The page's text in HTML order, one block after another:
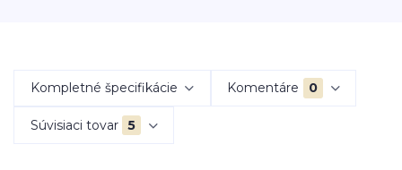
Kompletné špecifikácie Komentáre 0
Súvisiaci tovar 5